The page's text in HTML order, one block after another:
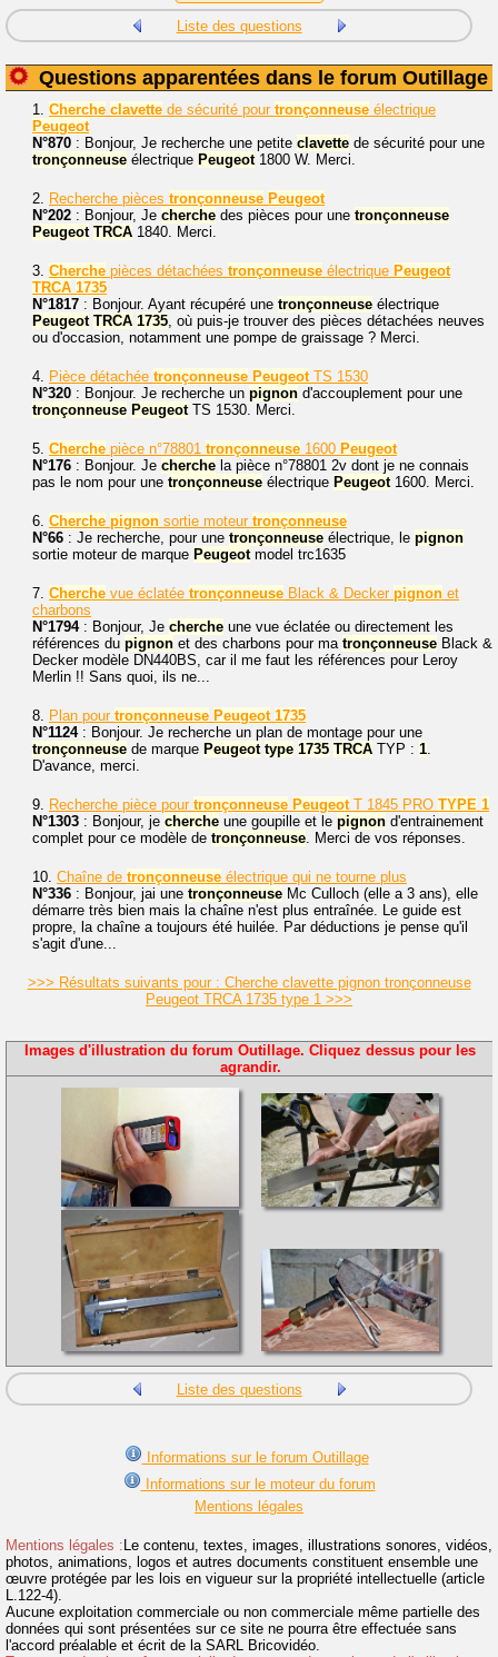
Liste des questions
Questions apparentées dans le forum Outillage
1. Cherche clavette de sécurité pour tronçonneuse électrique
Peugeot
N°870 : Bonjour, Je recherche une petite clavette de sécurité pour une
tronçonneuse électrique Peugeot1800 W. Merci.
2. Recherche pièces tronçonneuse Peugeot
N°202 : Bonjour, Je cherche des pièces pour une tronçonneuse
Peugeot TRCA 1840. Merci.
3. Cherche pièces détachées tronçonneuse électrique Peugeot
TRCA 1735
N°1817 : Bonjour. Ayant récupéré une tronçonneuse électrique
Peugeot TRCA 1735, où puis-je trouver des pièces détachées neuves
ou d'occasion, notamment une pompe de graissage ? Merci.
4. Pièce détachée tronçonneuse PeugeotTS 1530
N°320 : Bonjour. Je recherche un pignon d'accouplement pour une
tronçonneuse PeugeotTS 1530. Merci.
5. Cherche pièce n°78801 tronçonneuse 1600 Peugeot
N°176 : Bonjour. Je cherche la pièce n°78801 2v dont je ne connais
pas le nom pour une tronçonneuse électrique Peugeot1600. Merci.
6. Cherche pignon sortie moteur tronçonneuse
N°66 : Je recherche, pour une tronçonneuse électrique, le pignon
sortie moteur de marque Peugeotmodel trc1635
7. Cherche vue éclatée tronçonneuse Black & Decker pignon et
charbons
N°1794: Bonjour, Je cherche une vue éclatée ou directement les
références du pignon et des charbons pour ma tronçonneuse Black &
Decker modèle DN440BS, car il me faut les références pour Leroy
Merlin !! Sans quoi, ils ne...
8. Plan pour tronçonneuse Peugeot 1735
N°1124: Bonjour. Je recherche un plan de montage pour une
tronçonneuse de marque Peugeot type 1735 TRCA TYP : 1.
D'avance, merci.
9. Recherche pièce pour tronçonneuse PeugeotT 1845 PRO TYPE 1
N°1303 : Bonjour, je cherche une goupille et le pignon d'entrainement
complet pour ce modèle de tronçonneuse. Merci de vos réponses.
10. Chaîne de tronçonneuse électrique qui ne tourne plus
N°336 : Bonjour, jai une tronçonneuse Mc Culloch (elle a 3 ans), elle
démarre très bien mais la chaîne n'est plus entraînée. Le guide est
propre, la chaîne a toujours été huilée. Par déductions je pense qu'il
s'agit d'une...
>>> Résultats suivants pour : Cherche clavette pignon tronçonneuse
Peugeot TRCA 1735 type 1 >>>
Images d'illustration du forum Outillage. Cliquez dessus pour les
agrandir.
Liste des questions
Informations sur le forum Outillage
Informations sur le moteur du forum
Mentions légales
Mentions légales : Le contenu, textes, images, illustrations sonores, vidéos,
photos, animations, logos et autres documents constituent ensemble une
œuvre protégée par les lois en vigueur sur la propriété intellectuelle (article
L.122-4).
Aucune exploitation commerciale ou non commerciale même partielle des
données qui sont présentées sur ce site ne pourra être effectuée sans
l'accord préalable et écrit de la SARL Bricovidéo.